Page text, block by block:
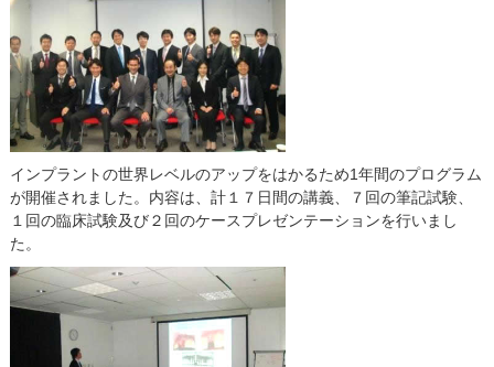
インプラントの世界レベルのアップをはかるため1年間のプログラム
が開催されました。内容は、計１７日間の講義、７回の筆記試験、
１回の臨床試験及び２回のケースプレゼンテーションを行いまし
た。